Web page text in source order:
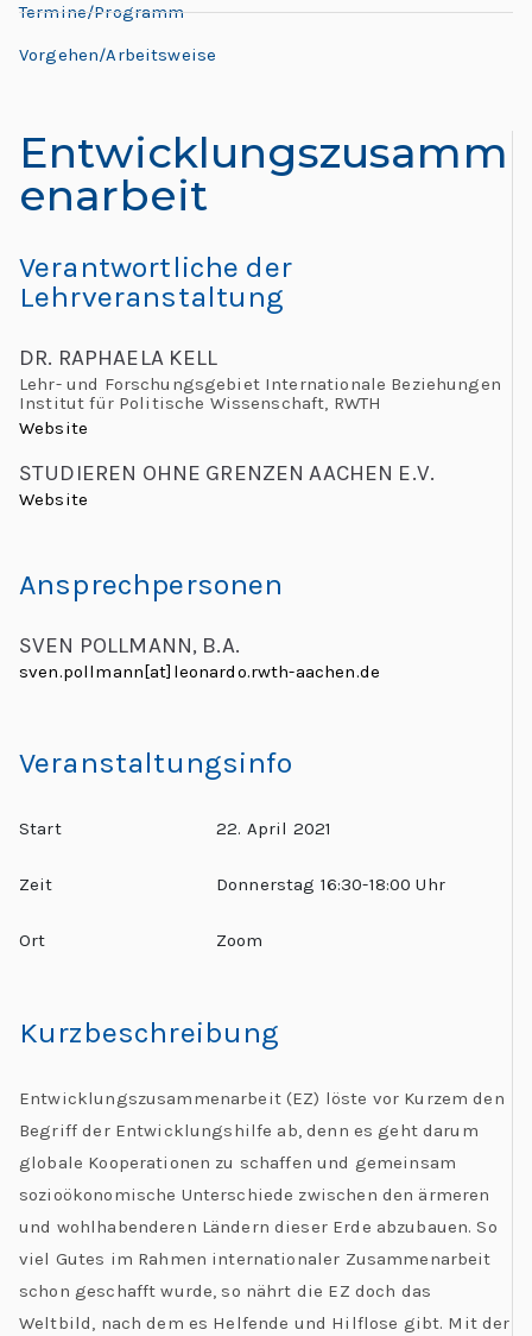
n
r
d
o
L
e:
e
ti
n
G
b
h
n
Entwicklungszusamm
enarbeit
Verantwortliche der
Lehrveranstaltung
DR. RAPHAELA KELL
Lehr- und Forschungsgebiet Internationale Beziehungen
Institut für Politische Wissenschaft, RWTH
Website
STUDIEREN OHNE GRENZEN AACHEN E.V.
Website
Ansprechpersonen
SVEN POLLMANN, B.A.
sven.pollmann[at]leonardo.rwth-aachen.de
Veranstaltungsinfo
Start 22. April 2021
Zeit Donnerstag 16:30-18:00 Uhr
Ort Zoom
Kurzbeschreibung
Entwicklungszusammenarbeit (EZ) löste vor Kurzem den
Begriff der Entwicklungshilfe ab, denn es geht darum
globale Kooperationen zu schaffen und gemeinsam
sozioökonomische Unterschiede zwischen den ärmeren
und wohlhabenderen Ländern dieser Erde abzubauen. So
viel Gutes im Rahmen internationaler Zusammenarbeit
schon geschafft wurde, so nährt die EZ doch das
Weltbild, nach dem es Helfende und Hilflose gibt. Mit der
Termine/Programm
Vorgehen/Arbeitsweise